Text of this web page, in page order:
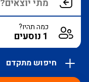
כמה תהיו?
אפשרויות